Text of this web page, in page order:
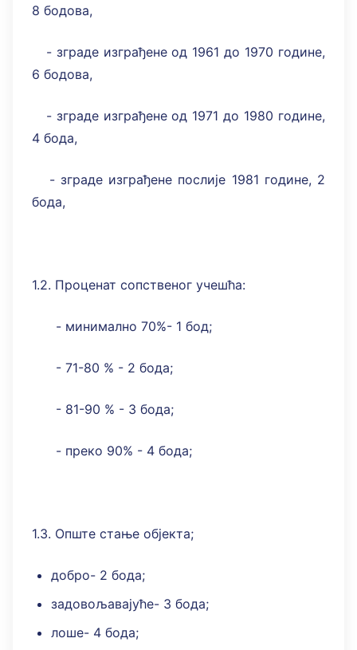
8 бодова,
- зграде изграђене од 1961 до 1970 године,
6 бодова,
- зграде изграђене од 1971 до 1980 године,
4 бода,
- зграде изграђене послије 1981 године, 2
бода,
1.2. Проценат сопственог учешћа:
- минимално 70%- 1 бод;
- 71-80 % - 2 бода;
- 81-90 % - 3 бода;
- преко 90% - 4 бода;
1.3. Опште стање објекта;
добро- 2 бода;
задовољавајуће- 3 бода;
лоше- 4 бода;